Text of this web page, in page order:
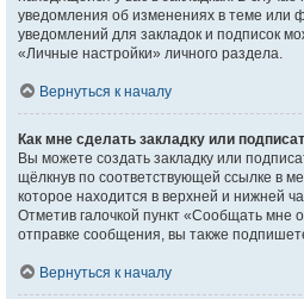
уведомления об изменениях в теме или
уведомлений для закладок и подписок
«Личные настройки» личного раздела.
Вернуться к началу
Как мне сделать закладку или
Вы можете создать закладку или
щёлкнув по соответствующей ссылке в
которое находится в верхней и нижней
Отметив галочкой пункт «Сообщать мне
отправке сообщения, вы также
Вернуться к началу